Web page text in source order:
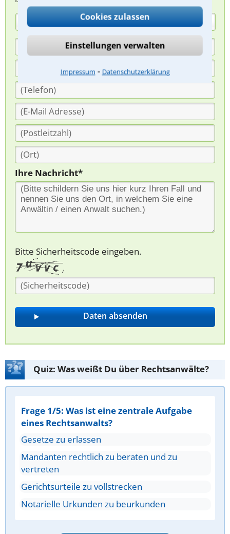
Cookies zulassen
Einstellungen verwalten
Impressum ⁃ Datenschutzerklärung
(Anrede)
Ihre Nachricht*
Bitte Sicherheitscode eingeben.
Quiz: Was weißt Du über Rechtsanwälte?
Frage 1/5: Was ist eine zentrale Aufgabe
eines Rechtsanwalts?
Gesetze zu erlassen
Mandanten rechtlich zu beraten und zu
vertreten
Gerichtsurteile zu vollstrecken
Notarielle Urkunden zu beurkunden